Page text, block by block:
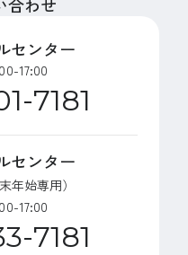
センター
17:00
7181
センター
年始専用）
17:00
7181